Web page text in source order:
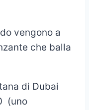
vengono a
che balla
di Dubai
(uno